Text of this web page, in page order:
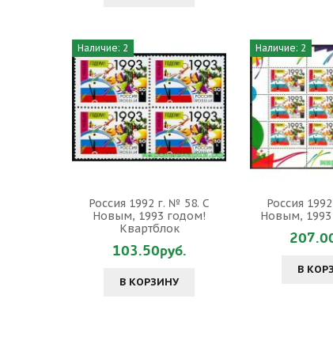
Наличие: 2
Россия 1992 г. № 58. С
Новым, 1993 годом!
Квартблок
103.50руб.
В КОРЗИНУ
Наличие: 2
Россия
Новым,
В